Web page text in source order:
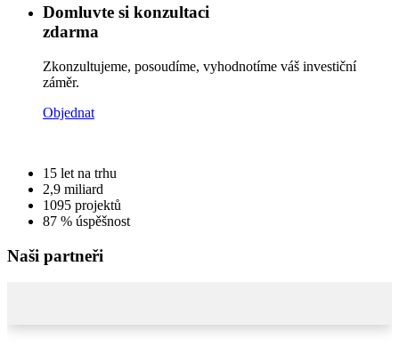
Domluvte si konzultaci
zdarma
Zkonzultujeme, posoudíme, vyhodnotíme váš investiční
záměr.
Objednat
15 let na trhu
2,9 miliard
1095 projektů
87 % úspěšnost
Naši partneři